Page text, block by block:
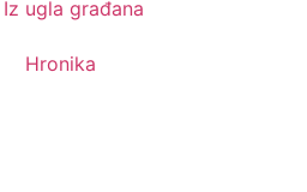
Iz ugla građana
Hronika